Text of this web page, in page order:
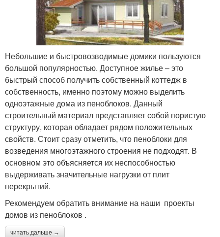
Небольшие и быстровозводимые домики пользуются
большой популярностью. Доступное жилье – это
быстрый способ получить собственный коттедж в
собственность, именно поэтому можно выделить
одноэтажные дома из пеноблоков. Данный
строительный материал представляет собой пористую
структуру, которая обладает рядом положительных
свойств. Стоит сразу отметить, что пеноблоки для
возведения многоэтажного строения не подходят. В
основном это объясняется их неспособностью
выдерживать значительные нагрузки от плит
перекрытий.
Рекомендуем обратить внимание на наши проекты
домов из пеноблоков .
читать дальше →